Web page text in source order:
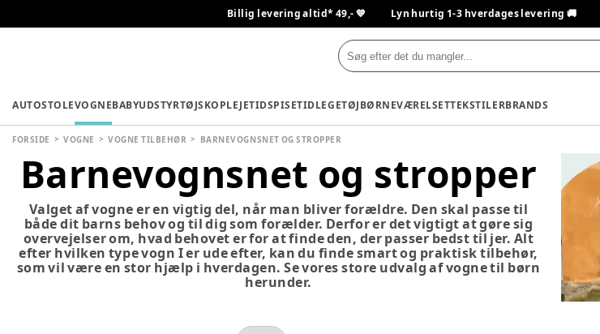
Billig levering altid* 49,- 💙 Lyn hurtig 1-3 hverdages levering 🚚
AUTOSTOLEVOGNEBABYUDSTYRTØJSKOPLEJETIDSPISETIDLEGETØJBØRNEVÆRELSETTEKSTILERBRANDS
FORSIDE VOGNE VOGNE TILBEHØR BARNEVOGNSNET OG STROPPER
Barnevognsnet og stropper
Valget af vogne er en vigtig del, når man bliver forældre. Den skal passe til
både dit barns behov og til dig som forælder. Derfor er det vigtigt at gøre sig
overvejelser om, hvad behovet er for at finde den, der passer bedst til jer. Alt
efter hvilken type vogn I er ude efter, kan du finde smart og praktisk tilbehør,
som vil være en stor hjælp i hverdagen. Se vores store udvalg af vogne til børn
herunder.